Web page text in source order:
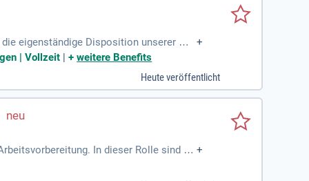
eigenständige Disposition unserer Na
zu gewährleisten. Zudem bist du der An
sowie relevante Berufserfahrung in d
+
| Vollzeit |+weitere Benefits
Heute veröffentlicht
In dieser Rolle sind Si
und stellen sicher, dass alle
von Stammdaten im ERP-System. Ein te
+